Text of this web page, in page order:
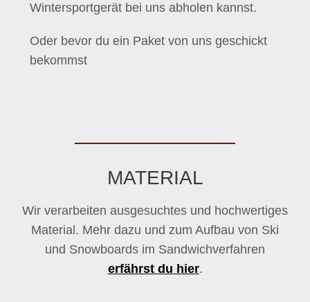
Wintersportgerät bei uns abholen kannst.
Oder bevor du ein Paket von uns geschickt
bekommst
MATERIAL
Wir verarbeiten ausgesuchtes und hochwertiges
Material. Mehr dazu und zum Aufbau von Ski
und Snowboards im Sandwichverfahren
erfährst du hier.